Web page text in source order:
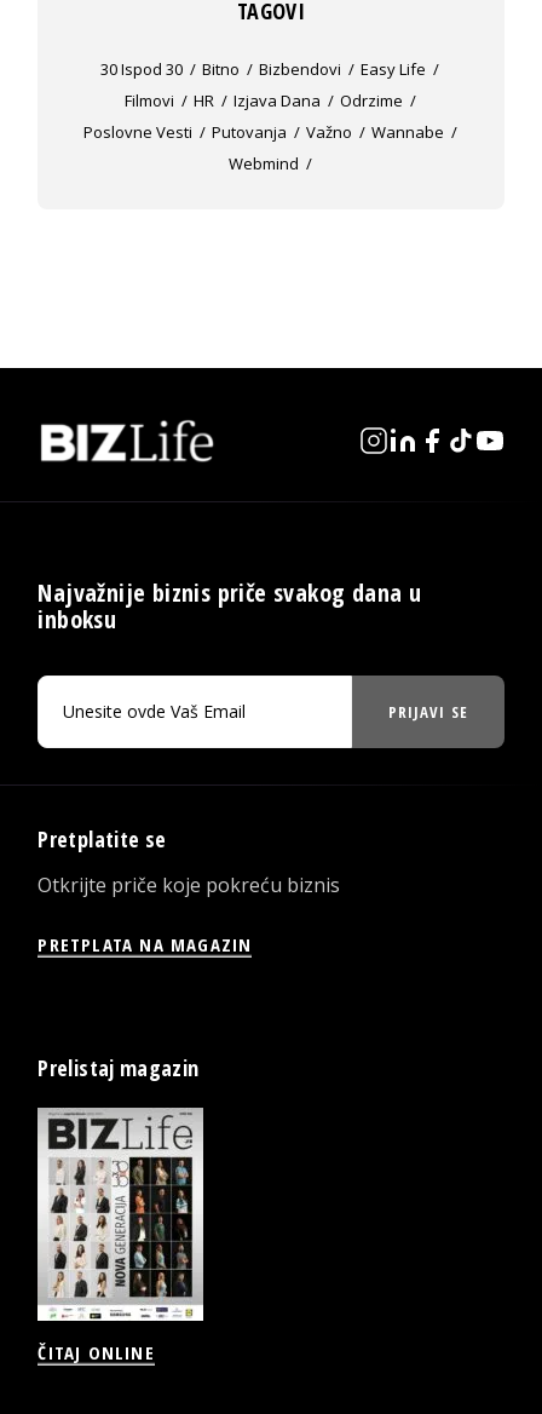
TAGOVI
30 Ispod 30 Bitno Bizbendovi
Easy Life
Filmovi
HR Izjava Dana
Odrzime
Poslovne Vesti
Putovanja Važno
Wannabe
Webmind
Najvažnije biznis priče svakog dana u
inboksu
PRIJAVI SE
Pretplatite se
Otkrijte priče koje pokreću biznis
PRETPLATA NA MAGAZIN
Prelistaj magazin
ČITAJ ONLINE